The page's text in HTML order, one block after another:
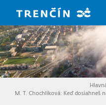
M. T. Chochlíková: Keď dosiahneš